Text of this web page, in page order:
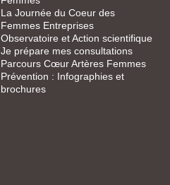
La Journée du Coeur des
Femmes Entreprises
Observatoire et Action scientifique
Je prépare mes consultations
Parcours Cœur Artères Femmes
Prévention : Infographies et
brochures